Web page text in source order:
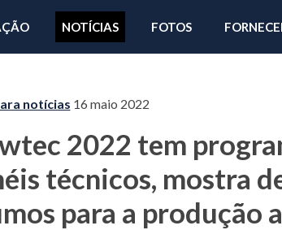
NOTÍCIAS FOTOS
notícias 16 maio 2022
2022 tem
técnicos, mostra
para a produção